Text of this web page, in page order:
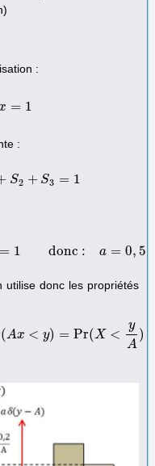
:
= 1
= 1
:
S2 + S3 = 1
2 +S3=1
= 1 donc : a = 0, 5
)=1 donc : a=0,5
utilise donc les propriétés
(Ax < y) = Pr(X <
y
A
)
y)=Pr(X<y A)